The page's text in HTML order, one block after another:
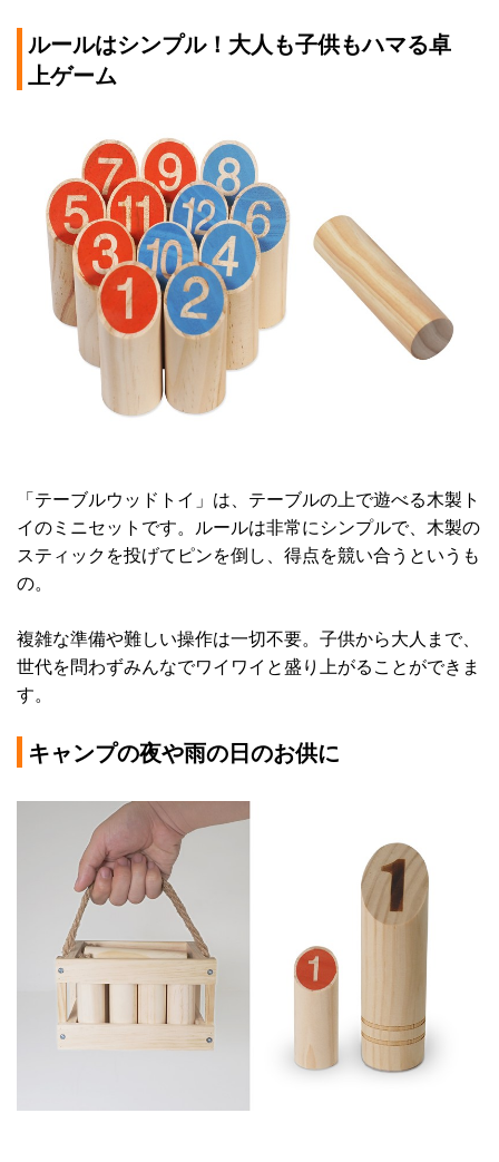
ルールはシンプル！大人も子供もハマる卓
上ゲーム
「テーブルウッドトイ」は、テーブルの上で遊べる木製ト
イのミニセットです。ルールは非常にシンプルで、木製の
スティックを投げてピンを倒し、得点を競い合うというも
の。
複雑な準備や難しい操作は一切不要。子供から大人まで、
世代を問わずみんなでワイワイと盛り上がることができま
す。
キャンプの夜や雨の日のお供に